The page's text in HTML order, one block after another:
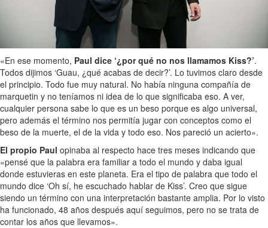
«En ese momento, Paul dice ‘¿por qué no nos llamamos Kiss?’.
Todos dijimos ‘Guau, ¿qué acabas de decir?’. Lo tuvimos claro desde
el principio. Todo fue muy natural. No había ninguna compañía de
marquetin y no teníamos ni idea de lo que significaba eso. A ver,
cualquier persona sabe lo que es un beso porque es algo universal,
pero además el término nos permitía jugar con conceptos como el
beso de la muerte, el de la vida y todo eso. Nos pareció un acierto».
El propio Paul opinaba al respecto hace tres meses indicando que
«pensé que la palabra era familiar a todo el mundo y daba igual
donde estuvieras en este planeta. Era el tipo de palabra que todo el
mundo dice ‘Oh sí, he escuchado hablar de Kiss’. Creo que sigue
siendo un término con una interpretación bastante amplia. Por lo visto
ha funcionado, 48 años después aquí seguimos, pero no se trata de
contar los años que llevamos».